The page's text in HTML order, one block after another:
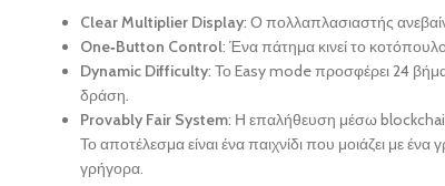
Clear Multiplier Display: Ο πολλαπλασιαστής
One‑Button Control: Ένα πάτημα κινεί το
Dynamic Difficulty: Το Easy mode προσφέρει 24
δράση.
Provably Fair System: Η επαλήθευση μέσω blockchain
Το αποτέλεσμα είναι ένα παιχνίδι που μοιάζει με
γρήγορα.